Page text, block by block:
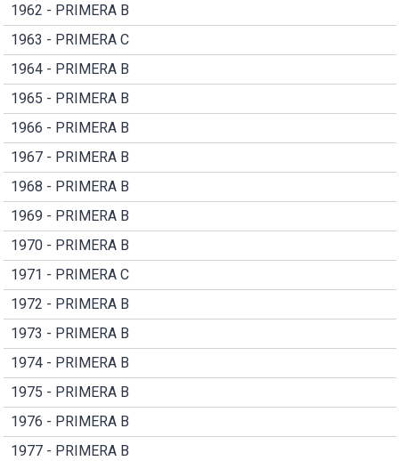
1962 - PRIMERA B
1963 - PRIMERA C
1964 - PRIMERA B
1965 - PRIMERA B
1966 - PRIMERA B
1967 - PRIMERA B
1968 - PRIMERA B
1969 - PRIMERA B
1970 - PRIMERA B
1971 - PRIMERA C
1972 - PRIMERA B
1973 - PRIMERA B
1974 - PRIMERA B
1975 - PRIMERA B
1976 - PRIMERA B
1977 - PRIMERA B